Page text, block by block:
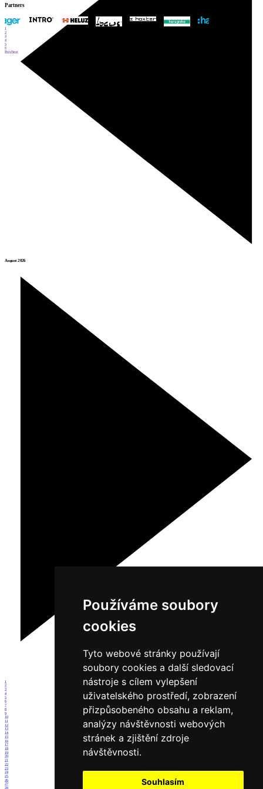
Používáme soubory
cookies
Tyto webové stránky používají
soubory cookies a další sledovací
nástroje s cílem vylepšení
uživatelského prostředí, zobrazení
přizpůsobeného obsahu a reklam,
analýzy návštěvnosti webových
stránek a zjištění zdroje
návštěvnosti.
Souhlasím
August 2026
1
2
3
4
5
6
7
8
9
10
11
12
13
14
15
16
17
18
19
20
21
22
23
24
25
26
27
28
Partners
1
2
3
4
5
6
PrevNext